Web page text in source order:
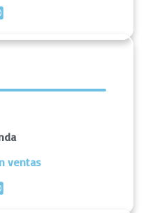
ventas